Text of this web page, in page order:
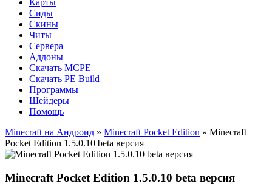
Карты
Сиды
Cкины
Читы
Сервера
Аддоны
Скачать MCPE
Скачать PE Build
Программы
Шейдеры
Помощь
Minecraft на Андроид » Minecraft Pocket Edition » Minecraft
Pocket Edition 1.5.0.10 beta версия
Minecraft Pocket Edition 1.5.0.10 beta версия